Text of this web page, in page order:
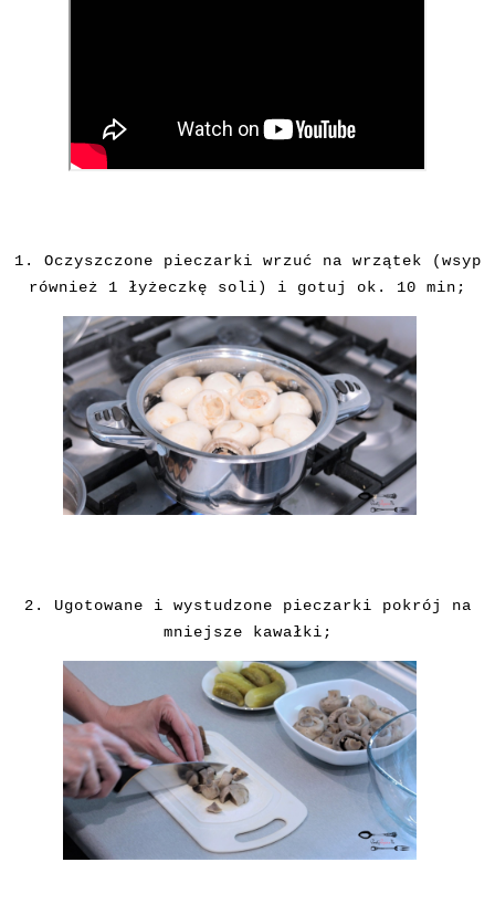
1. Oczyszczone pieczarki wrzuć na wrzątek (wsyp
również 1 łyżeczkę soli) i gotuj ok. 10 min;
2. Ugotowane i wystudzone pieczarki pokrój na
mniejsze kawałki;